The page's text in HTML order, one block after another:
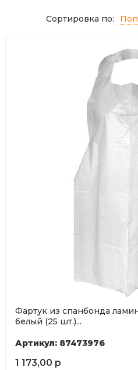
Сортировка по:
Фартук из спанбонда
белый (25 шт.)...
Артикул: 87473976
1 173,00 р